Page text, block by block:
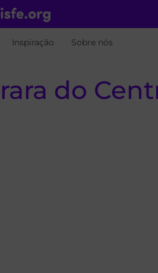
Inspiração Sobre nós
do